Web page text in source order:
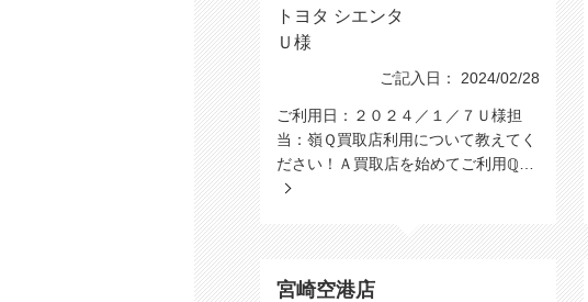
トヨタ シエンタ
Ｕ様
ご記入日： 2024/02/28
ご利用日：２０２４／１／７Ｕ様担
当：嶺Ｑ買取店利用について教えてく
ださい！Ａ買取店を始めてご利用ℚ…
宮崎空港店